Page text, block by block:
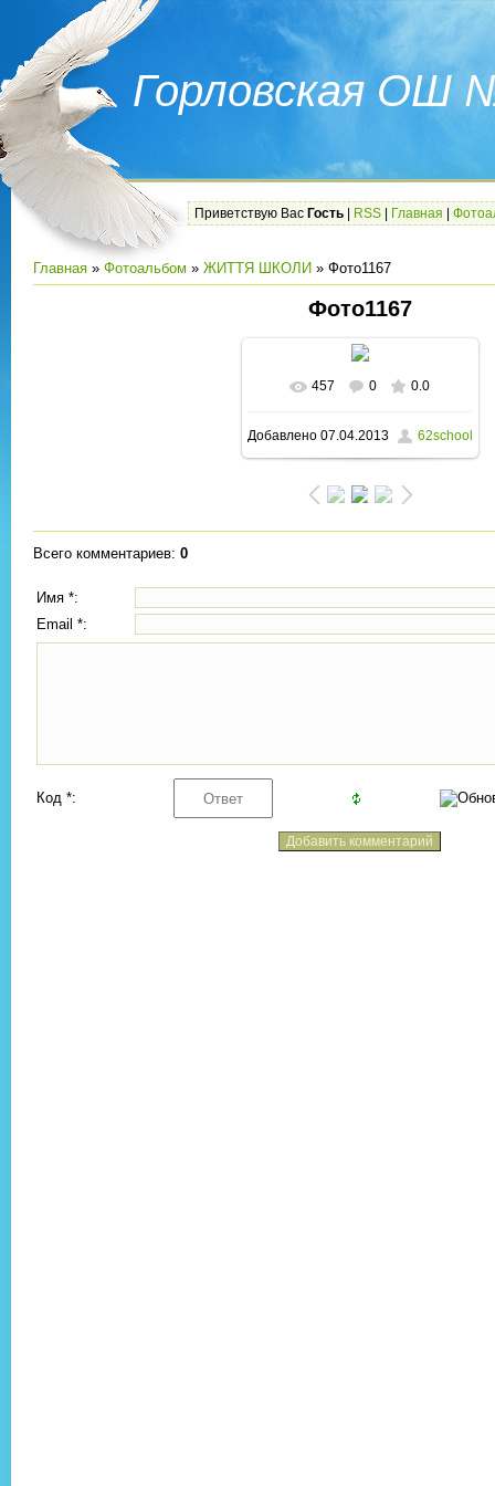
Горловская ОШ
Приветствую Вас Гость RSS Главная
Главная » Фотоальбом » ЖИТТЯ ШКОЛИ » Фото1167
Фото1167
В реальном размере
1600x1200/ 347.0Kb
457 0 0.0
Добавлено07.04.2013 62school
Всего комментариев: 0
Имя *:
Email *:
Код *: